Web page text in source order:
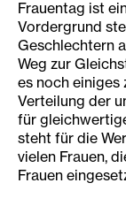
Frauentag ist
Vordergrund
Geschlechtern
Weg zur
es noch einiges
Verteilung der
für
steht für die
vielen Frauen,
Frauen